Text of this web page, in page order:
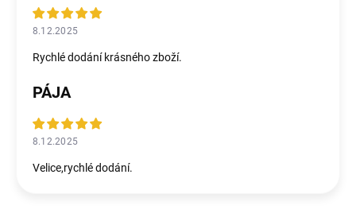
8.12.2025
Rychlé dodání krásného zboží.
PÁJA
8.12.2025
Velice,rychlé dodání.